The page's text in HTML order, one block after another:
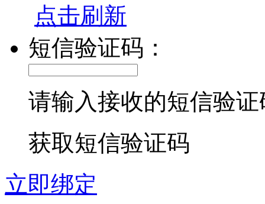
点击刷新
短信验证码：
请输入接收的短信验证
获取短信验证码
立即绑定